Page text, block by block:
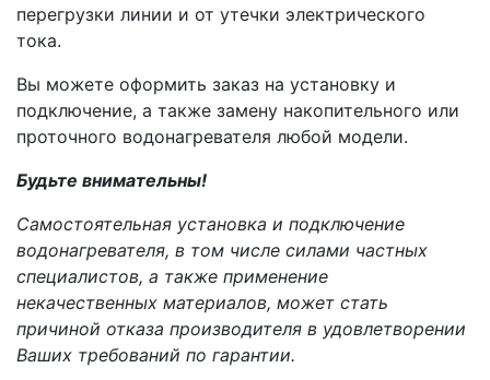
перегрузки линии и от утечки электрического
тока.
Вы можете оформить заказ на установку и
подключение, а также замену накопительного или
проточного водонагревателя любой модели.
Будьте внимательны!
Самостоятельная установка и подключение
водонагревателя, в том числе силами частных
специалистов, а также применение
некачественных материалов, может стать
причиной отказа производителя в удовлетворении
Ваших требований по гарантии.